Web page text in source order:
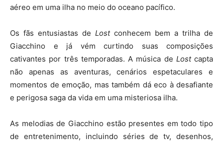
aéreo em uma ilha no meio do oceano pacífico.
Os fãs entusiastas de Lost conhecem bem a trilha de
Giacchino e já vém curtindo suas composições
cativantes por três temporadas. A música de Lostcapta
não apenas as aventuras, cenários espetaculares e
momentos de emoção, mas também dá eco à desafiante
e perigosa saga da vida em uma misteriosa ilha.
As melodias de Giacchino estão presentes em todo tipo
de entretenimento, incluindo séries de tv, desenhos,